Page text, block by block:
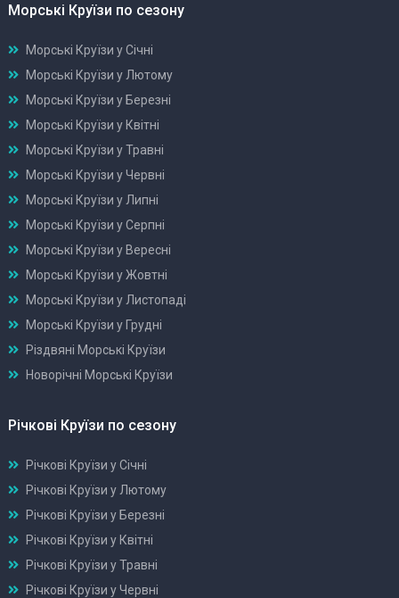
Морські Круїзи по сезону
Морські Круїзи у Січні
Морські Круїзи у Лютому
Морські Круїзи у Березні
Морські Круїзи у Квітні
Морські Круїзи у Травні
Морські Круїзи у Червні
Морські Круїзи у Липні
Морські Круїзи у Серпні
Морські Круїзи у Вересні
Морські Круїзи у Жовтні
Морські Круїзи у Листопаді
Морські Круїзи у Грудні
Різдвяні Морські Круїзи
Новорічні Морські Круїзи
Річкові Круїзи по сезону
Річкові Круїзи у Січні
Річкові Круїзи у Лютому
Річкові Круїзи у Березні
Річкові Круїзи у Квітні
Річкові Круїзи у Травні
Річкові Круїзи у Червні